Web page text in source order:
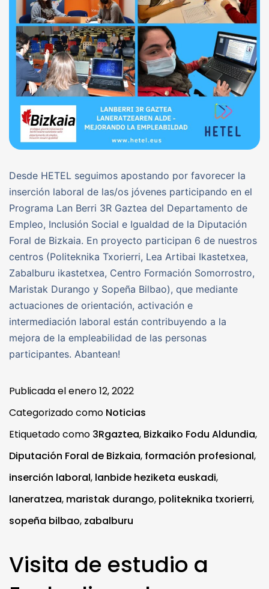
Desde HETEL seguimos apostando por favorecer la
inserción laboral de las/os jóvenes participando en el
Programa Lan Berri 3R Gaztea del Departamento de
Empleo, Inclusión Social e Igualdad de la Diputación
Foral de Bizkaia. En proyecto participan 6 de nuestros
centros (Politeknika Txorierri, Lea Artibai Ikastetxea,
Zabalburu ikastetxea, Centro Formación Somorrostro,
Maristak Durango y Sopeña Bilbao), que mediante
actuaciones de orientación, activación e
intermediación laboral están contribuyendo a la
mejora de la empleabilidad de las personas
participantes. Abantean!
Publicada elenero 12, 2022
Categorizado como Noticias
Etiquetado como 3Rgaztea, Bizkaiko Fodu Aldundia,
Diputación Foral de Bizkaia, formación profesional,
inserción laboral, lanbide heziketa euskadi,
laneratzea, maristak durango, politeknika txorierri,
sopeña bilbao, zabalburu
Visita de estudio a